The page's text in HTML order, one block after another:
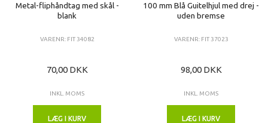
Metal-fliphåndtag med skål -
blank
VARENR: FIT 34082
70,00 DKK
INKL. MOMS
LÆG I KURV
100 mm Blå Guitelhjul med drej -
uden bremse
VARENR: FIT 37023
98,00 DKK
INKL. MOMS
LÆG I KURV